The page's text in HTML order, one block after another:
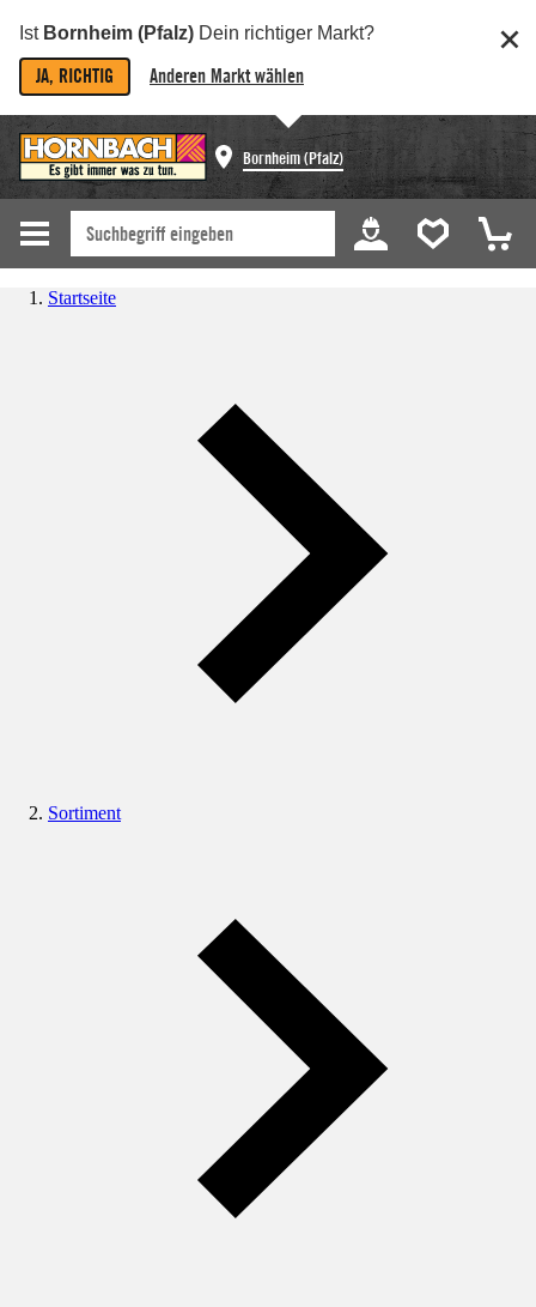
Ist Bornheim (Pfalz) Dein richtiger Markt?
JA, RICHTIG Anderen Markt wählen
Bornheim (Pfalz)
Startseite
Sortiment